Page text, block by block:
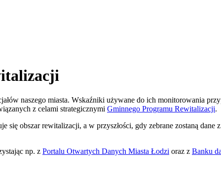
naszego miasta. Wskaźniki używane do ich monitorowania
z celami strategicznymi Gminnego Programu Rewitalizacji.
się obszar rewitalizacji, a w przyszłości, gdy zebrane zostaną
np. z Portalu Otwartych Danych Miasta Łodzi oraz z Banku